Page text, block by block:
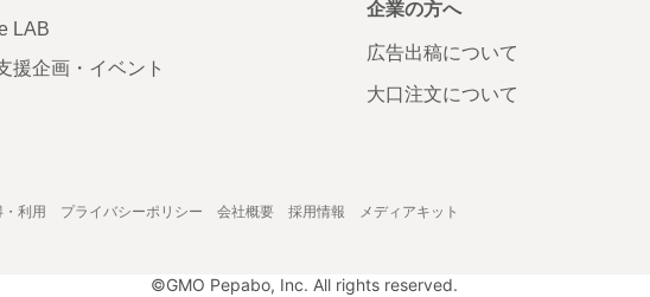
LAB
援企画・イベント
企業の方へ
広告出稿について
大口注文について
利用 プライバシーポリシー 会社概要 採用情報 メディアキット
©GMO Pepabo, Inc. All rights reserved.